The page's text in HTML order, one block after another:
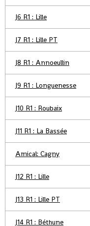
J6 R1 : Lille
J7 R1 : Lille PT
J8 R1 : Annoeullin
J9 R1 : Longuenesse
J10 R1 : Roubaix
J11 R1 : La Bassée
Amical: Cagny
J12 R1 : Lille
J13 R1 : Lille PT
J14 R1 : Béthune